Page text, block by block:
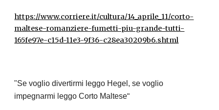
https://www.corriere.it/cultura/14_aprile_11/corto-
maltese-romanziere-fumetti-piu-grande-tutti-
165fe97e-c15d-11e3-9f36-c28ea30209b6.shtml
"Se voglio divertirmi leggo Hegel, se voglio
impegnarmi leggo Corto Maltese"